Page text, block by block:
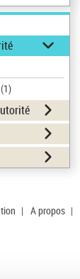
(1)
| A propos |